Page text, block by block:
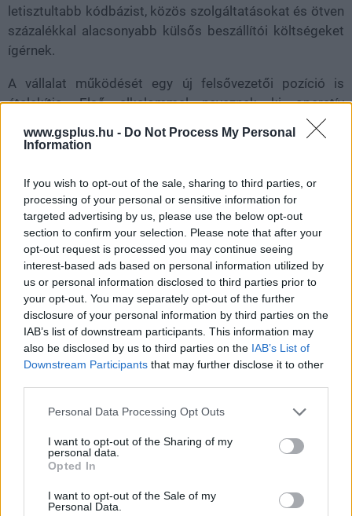
www.gsplus.hu - Do Not Process My Personal
Information
If you wish to opt-out of the sale, sharing to third parties, or
processing of your personal or sensitive information for
targeted advertising by us, please use the below opt-out
section to confirm your selection. Please note that after your
opt-out request is processed you may continue seeing
interest-based ads based on personal information utilized by
us or personal information disclosed to third parties prior to
your opt-out. You may separately opt-out of the further
disclosure of your personal information by third parties on the
IAB’s list of downstream participants. This information may
also be disclosed by us to third parties on the IAB’s List of
Downstream Participants that may further disclose it to other
Please note that this website/app uses one or more Google
not limited to your visit or usage behaviour. You may click to
grant or deny consent to Google and its third-party tags to
use your data for below specified purposes in below Google
consent section.
Personal Data Processing Opt Outs
I want to opt-out of the Sharing of my
personal data.
Opted In
I want to opt-out of the Sale of my
Personal Data.
letisztultabb kódbázist, közös szolgáltatásokat és ötven
százalékkal alacsonyabb külsős beszállítói költségeket
ígérnek.
A vállalat működését egy új felsővezetői pozíció is
átalakítja. Első alkalommal neveznek ki operatív
igazgatót, aki a tartalomgyártásért, a hardverért, a
platformért és a szolgáltatásokért is teljes körű
Chiang kapja meg, aki közel húsz éve dolgozik az
Xboxnál, és korábban az Xbox Live, valamint a Minecraft
mögött álló Mojang vezetésében is meghatározó
szerepet vállalt. Ezzel párhuzamosan búcsút vesznek
egy vezetőtől, Dave McCarthytól is, aki tizenhét év után
vonul nyugdíjba. McCarthy kulcsszerepet játszott az
Xbox platformjának felépítésében, és hosszú éveken át
meghatározó alakja volt a vállalat történetének.
Asha Sharma a körlevelet azzal zárja, hogy az átalakítás
célja nem az Xbox zsugorítása, hanem éppen
ellenkezőleg, egy hosszú távon erősebb vállalat
felépítése. A vezető szerint a következő évtized minden
iparban, az Xbox pedig már 2027-ben visszatérhet a
növekedési pályára. Megfogalmazása szerint a
történelem tele van olyan cégekkel, amelyek
összekeverték a hosszú múltat a garantált jövővel, az